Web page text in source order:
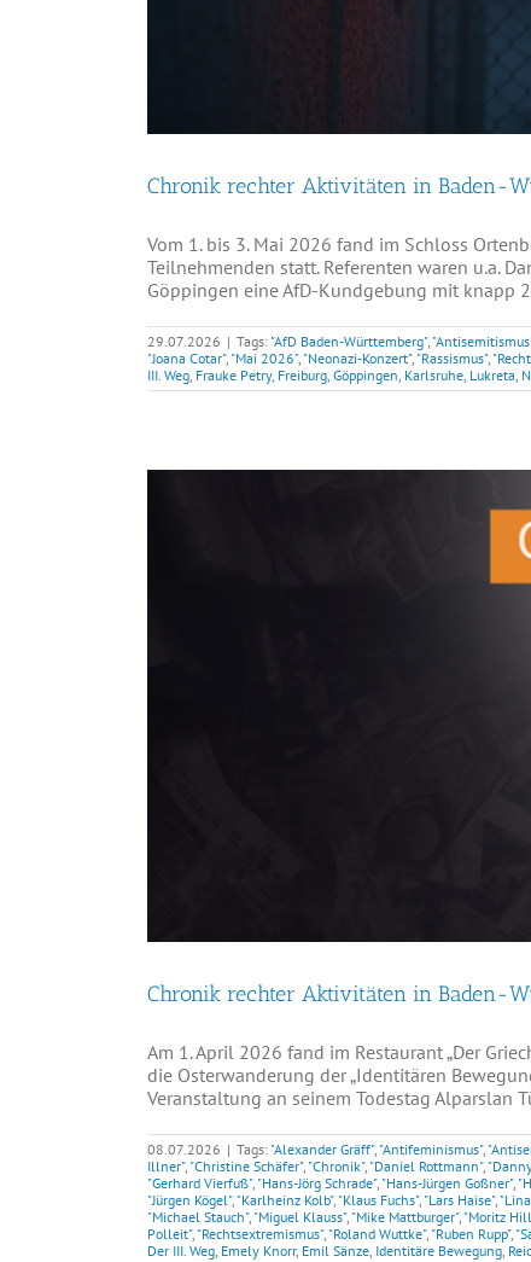
Chronik rechter Aktivitäten in Baden-
Vom 1. bis 3. Mai 2026 fand im Schloss
Teilnehmenden statt. Referenten waren u.a.
Göppingen eine AfD-Kundgebung mit knapp
29.07.2026 | Tags: "AfD Baden-Württemberg",
"Joana Cotar", "Mai 2026", "Neonazi-Konzert", "Rassismus",
III. Weg, Frauke Petry, Freiburg, Göppingen, Karlsruhe, Lukreta,
Chronik rechter Aktivitäten in Baden-
Am 1. April 2026 fand im Restaurant „Der
die Osterwanderung der „Identitären
Veranstaltung an seinem Todestag Alparslan
08.07.2026 | Tags: "Alexander Gräff", "Antifeminismus",
Illner", "Christine Schäfer", "Chronik", "Daniel Rottmann",
"Gerhard Vierfuß", "Hans-Jörg Schrade", "Hans-Jürgen Goßner",
"Jürgen Kögel", "Karlheinz Kolb", "Klaus Fuchs", "Lars Haise",
"Michael Stauch", "Miguel Klauss", "Mike Mattburger", "Moritz
Polleit", "Rechtsextremismus", "Roland Wuttke", "Ruben Rupp",
Der III. Weg, Emely Knorr, Emil Sänze, Identitäre Bewegung,